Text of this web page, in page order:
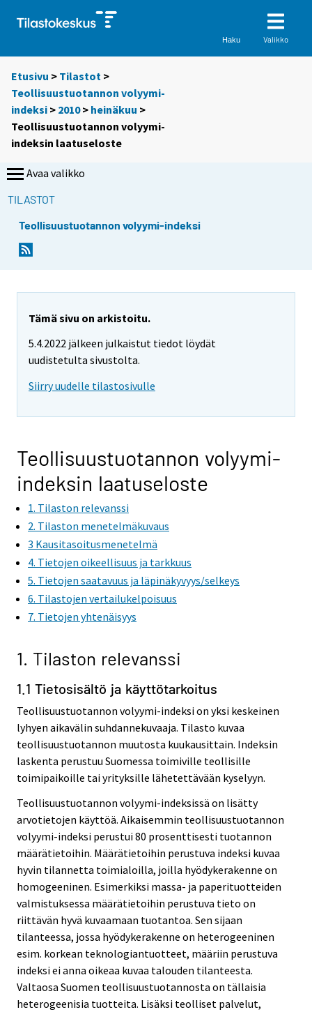
Haku Valikko
Etusivu > Tilastot >
Teollisuustuotannon volyymi-
indeksi > 2010> heinäkuu >
Teollisuustuotannon volyymi-
indeksin laatuseloste
Avaa valikko
TILASTOT
Teollisuustuotannon volyymi-indeksi
Tämä sivu on arkistoitu.
5.4.2022 jälkeen julkaistut tiedot löydät
uudistetulta sivustolta.
Siirry uudelle tilastosivulle
Teollisuustuotannon volyymi-
indeksin laatuseloste
1. Tilaston relevanssi
2. Tilaston menetelmäkuvaus
3 Kausitasoitusmenetelmä
4. Tietojen oikeellisuus ja tarkkuus
5. Tietojen saatavuus ja läpinäkyvyys/selkeys
6. Tilastojen vertailukelpoisuus
7. Tietojen yhtenäisyys
1. Tilaston relevanssi
1.1 Tietosisältö ja käyttötarkoitus
Teollisuustuotannon volyymi-indeksi on yksi keskeinen
lyhyen aikavälin suhdannekuvaaja. Tilasto kuvaa
teollisuustuotannon muutosta kuukausittain. Indeksin
laskenta perustuu Suomessa toimiville teollisille
toimipaikoille tai yrityksille lähetettävään kyselyyn.
Teollisuustuotannon volyymi-indeksissä on lisätty
arvotietojen käyttöä. Aikaisemmin teollisuustuotannon
volyymi-indeksi perustui 80 prosenttisesti tuotannon
määrätietoihin. Määrätietoihin perustuva indeksi kuvaa
hyvin tilannetta toimialoilla, joilla hyödykerakenne on
homogeeninen. Esimerkiksi massa- ja paperituotteiden
valmistuksessa määrätietoihin perustuva tieto on
riittävän hyvä kuvaamaan tuotantoa. Sen sijaan
tilanteessa, jossa hyödykerakenne on heterogeeninen
esim. korkean teknologiantuotteet, määriin perustuva
indeksi ei anna oikeaa kuvaa talouden tilanteesta.
Valtaosa Suomen teollisuustuotannosta on tällaisia
heterogeenisia tuotteita. Lisäksi teolliset palvelut,